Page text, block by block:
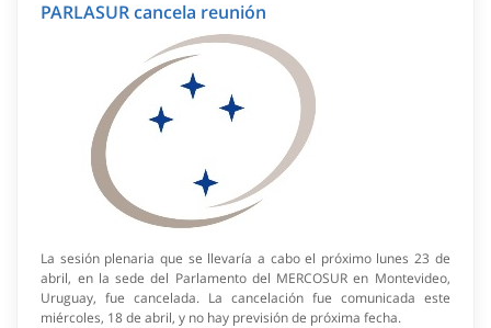
PARLASUR cancela reunión
La sesión plenaria que se llevaría a cabo el próximo lunes 23 de
abril, en la sede del Parlamento del MERCOSUR en Montevideo,
Uruguay, fue cancelada. La cancelación fue comunicada este
miércoles, 18 de abril, y no hay previsión de próxima fecha.